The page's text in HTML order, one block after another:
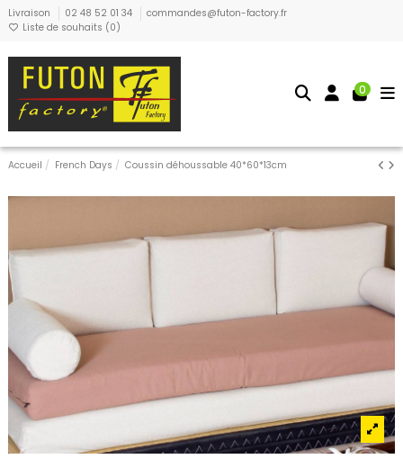
Livraison 02 48 52 01 34
commandes@futon-factory.fr
Liste de souhaits (0)
0
Accueil French Days Coussin déhoussable 40*60*13cm